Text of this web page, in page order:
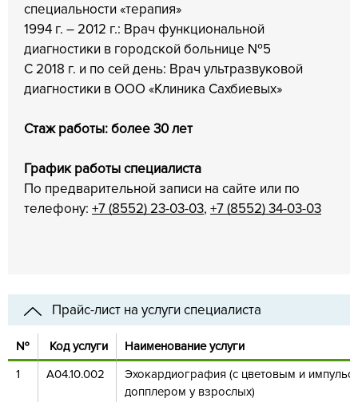
специальности «терапия»
1994 г. – 2012 г.: Врач функциональной
диагностики в городской больнице №5
С 2018 г. и по сей день: Врач ультразвуковой
диагностики в ООО «Клиника Сахбиевых»
Стаж работы: более 30 лет
График работы специалиста
По предварительной записи на сайте или по
телефону: +7 (8552) 23-03-03, +7 (8552) 34-03-03
Прайс-лист на услуги специалиста
№ Код услуги
Наименование услуги
1
А04.10.002
Эхокардиография (с цветовым и
допплером у взрослых)